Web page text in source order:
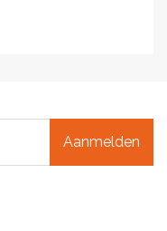
Aanmelden